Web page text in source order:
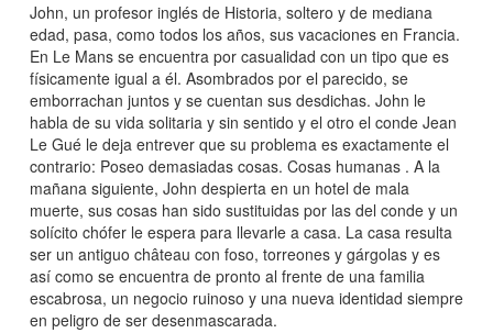
John, un profesor inglés de Historia, soltero y de mediana
edad, pasa, como todos los años, sus vacaciones en Francia.
En Le Mans se encuentra por casualidad con un tipo que es
físicamente igual a él. Asombrados por el parecido, se
emborrachan juntos y se cuentan sus desdichas. John le
habla de su vida solitaria y sin sentido y el otro el conde Jean
Le Gué le deja entrever que su problema es exactamente el
contrario: Poseo demasiadas cosas. Cosas humanas . A la
mañana siguiente, John despierta en un hotel de mala
muerte, sus cosas han sido sustituidas por las del conde y un
solícito chófer le espera para llevarle a casa. La casa resulta
ser un antiguo château con foso, torreones y gárgolas y es
así como se encuentra de pronto al frente de una familia
escabrosa, un negocio ruinoso y una nueva identidad siempre
en peligro de ser desenmascarada.